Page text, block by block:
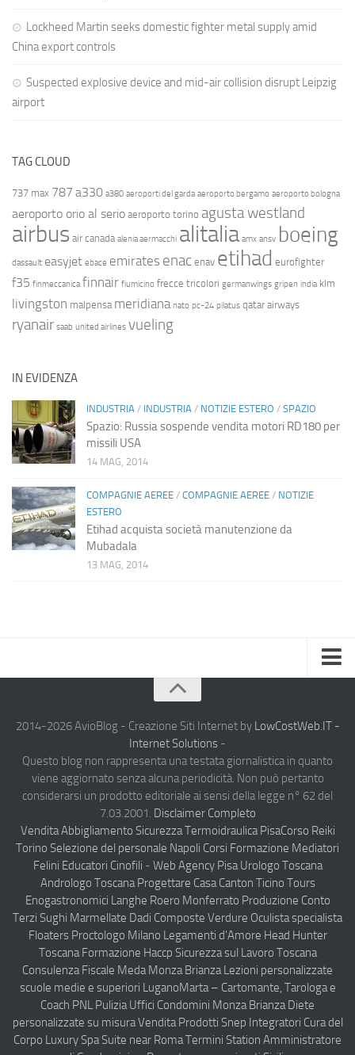
Lockheed Martin seeks domestic fighter metal supply amid
China export controls
Suspected explosive device and mid-air collision disrupt Leipzig
airport
TAG CLOUD
737 max 787 a330 a380 aeroporti del garda aeroporto bergamo aeroporto bologna
aeroporto orio al serio aeroporto torino agusta westland
airbus air canada alenia aermacchi alitalia amx ansv boeing
dassault easyjet ebace emirates enac enav etihad eurofighter
f35 finmeccanica finnair fiumicino frecce tricolori germanwings gripen india klm
livingston malpensa meridiana nato pc-24 pilatus qatar airways
ryanair saab united airlines vueling
IN EVIDENZA
INDUSTRIA / INDUSTRIA / NOTIZIE ESTERO / SPAZIO
Spazio: Russia sospende vendita motori RD180 per
missili USA
14 MAG, 2014
COMPAGNIE AEREE / COMPAGNIE AEREE / NOTIZIE
ESTERO
Etihad acquista società manutenzione da
Mubadala
13 MAG, 2014
Chi Siamo
Compagnie Aeree
Industria
Notizie Italia
Aeronautica Civile
Aeronautica Militare
Aeroporti
Compagnie Aeree
Forze Aeree
Incidenti e inconvenienti aerei
Industria
2014-2026 AvioBlog - Creazione Siti Internet by LowCostWeb.IT -
Internet Solutions -
Questo blog non rappresenta una testata giornalistica in quanto
viene aggiornato senza alcuna periodicità. Non può pertanto
considerarsi un prodotto editoriale ai sensi della legge n° 62 del
7.03.2001. Disclaimer Completo
Vendita Abbigliamento SicurezzaTermoidraulica PisaCorso Reiki
Torino Selezione del personale Napoli Corsi Formazione Mediatori
Felini Educatori Cinofili - Web Agency Pisa Urologo Toscana
Andrologo Toscana Progettare Casa Canton Ticino Tours
Enogastronomici Langhe Roero Monferrato Produzione Conto
Terzi Sughi Marmellate Dadi Composte Verdure Oculista specialista
Floaters Proctologo Milano Legamenti d'Amore Head Hunter
Toscana Formazione Haccp Sicurezza sul Lavoro Toscana
Consulenza Fiscale Meda Monza Brianza Lezioni personalizzate
scuole medie e superiori LuganoMarta – Cartomante, Tarologa e
Coach PNL Pulizia Uffici Condomini Monza Brianza Diete
personalizzate su misuraVendita Prodotti Snep Integratori Cura del
Corpo Luxury Spa Suite near Roma Termini Station Amministratore